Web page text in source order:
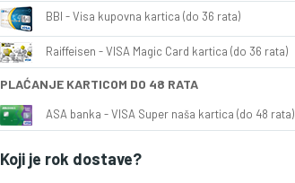
BBI - Visa kupovna kartica (do 36 rata)
Raiffeisen - VISA Magic Card kartica (do 36 rata)
PLAĆANJE KARTICOM DO 48 RATA
ASA banka - VISA Super naša kartica (do 48 rata)
Koji je rok dostave?